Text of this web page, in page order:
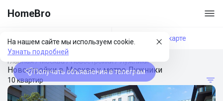
HomeBro
На нашем сайте мы используем cookie.
Узнать подробней
Получать объявления в телеграм
Фильтры На карте
Главная/Москва/Новостройки/Лужники
Новостройки в Москве у метро Лужники
10 квартир